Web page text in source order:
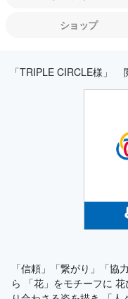
ショップ
「TRIPLE CIRCLE様」
「信頼」「繋がり」「協
ら 「花」をモチーフに